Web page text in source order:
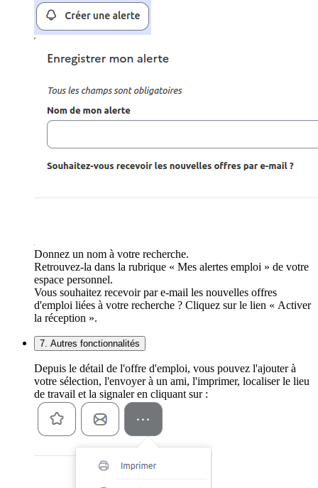
Donnez un nom à votre recherche.
Retrouvez-la dans la rubrique « Mes alertes emploi » de votre
espace personnel.
Vous souhaitez recevoir par e-mail les nouvelles offres
d'emploi liées à votre recherche ? Cliquez sur le lien « Activer
la réception ».
7. Autres fonctionnalités
Depuis le détail de l'offre d'emploi, vous pouvez l'ajouter à
votre sélection, l'envoyer à un ami, l'imprimer, localiser le lieu
de travail et la signaler en cliquant sur :